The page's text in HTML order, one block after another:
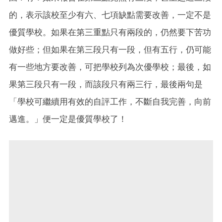
的，表示該校至少有六、七項缺點需要改善，一定不是
優質學校。如果在第三重點只有兩段的，仍然要下苦功
做好些；但如果在第三段只有一段，但有五行，仍可能
有一些地方要改善，可把學校列為次優學校；最後，如
果第三段只有一段，而該段只有兩三行，最後兩句是
「學校可繼續用有效的自評工作，不斷自我完善，向前
邁進。」便一定是優質學校了！